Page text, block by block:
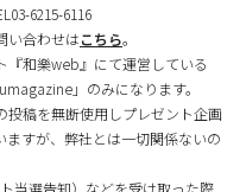
6215-6116
い合わせはこちら。
『和樂web』にて運営している
」のみになります。
稿を無断使用しプレゼント企画
すが、弊社とは一切関係ないの
当選告知）などを受け取った際